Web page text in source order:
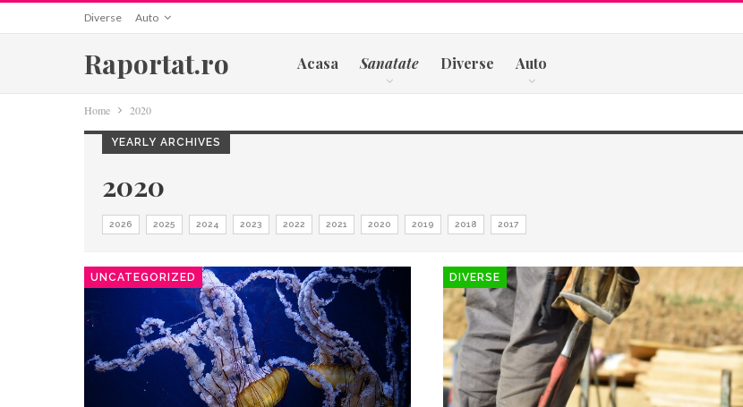
Diverse Auto
Raportat.ro Acasa Sanatate Diverse Auto
Home 2020
YEARLY ARCHIVES
2020
2026 2025 2024 2023 2022 2021 2020 2019 2018 2017
UNCATEGORIZED DIVERSE